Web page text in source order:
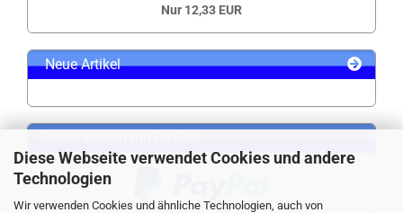
Diese Webseite verwendet Cookies und andere
Technologien
Wir verwenden Cookies und ähnliche Technologien, auch von
Nur 12,33 EUR
Neue Artikel